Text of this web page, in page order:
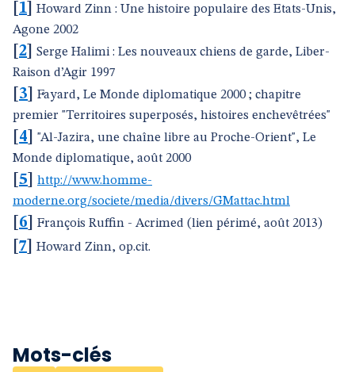
1
Howard Zinn : Une histoire populaire des Etats-Unis,
Agone 2002
2
Serge Halimi : Les nouveaux chiens de garde, Liber-
Raison d’Agir 1997
3
Fayard, Le Monde diplomatique 2000 ; chapitre
premier "Territoires superposés, histoires enchevêtrées"
4
"Al-Jazira, une chaîne libre au Proche-Orient", Le
Monde diplomatique, août 2000
5
http://www.homme-
moderne.org/societe/media/divers/GMattac.html
6 François Ruffin - Acrimed (lien périmé, août 2013)
7 Howard Zinn, op.cit.
Mots-clés